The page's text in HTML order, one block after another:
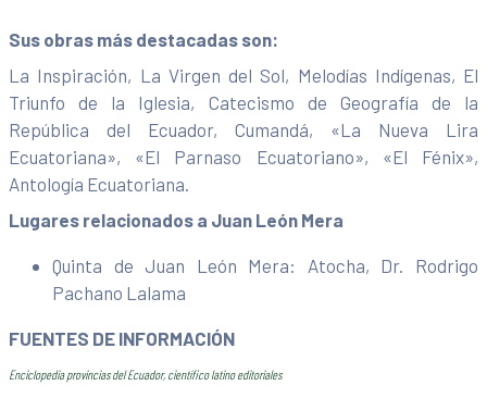
Sus obras más destacadas son:
La Inspiración, La Virgen del Sol, Melodías Indígenas, El
Triunfo de la Iglesia, Catecismo de Geografía de la
República del Ecuador, Cumandá, «La Nueva Lira
Ecuatoriana», «El Parnaso Ecuatoriano», «El Fénix»,
Antología Ecuatoriana.
Lugares relacionados a Juan León Mera
Quinta de Juan León Mera: Atocha, Dr. Rodrigo
Pachano Lalama
FUENTES DE INFORMACIÓN
Enciclopedia provincias del Ecuador, científico latino editoriales